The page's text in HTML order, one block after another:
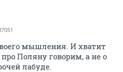
мышления. И хватит
Поляну говорим, а не о
лабуде.